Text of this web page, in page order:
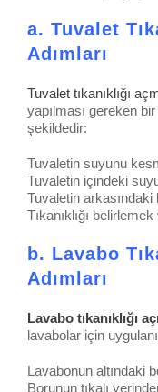
a. Tuvalet
Adımları
Tuvalet tıkanıklığı
yapılması gereken
şekildedir:
Tuvaletin suyunu
Tuvaletin içindeki
Tuvaletin
Tıkanıklığı
b. Lavabo
Adımları
Lavabo tıkanıklığı
lavabolar için
Lavabonun altındaki
Borunun tıkalı